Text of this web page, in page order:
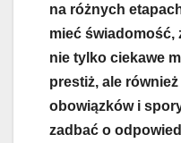
na różnych
mieć świadomość,
nie tylko ciekawe
prestiż, ale
obowiązków i
zadbać o